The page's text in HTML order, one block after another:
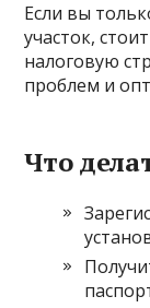
Если вы
участок,
налоговую
проблем и
Что